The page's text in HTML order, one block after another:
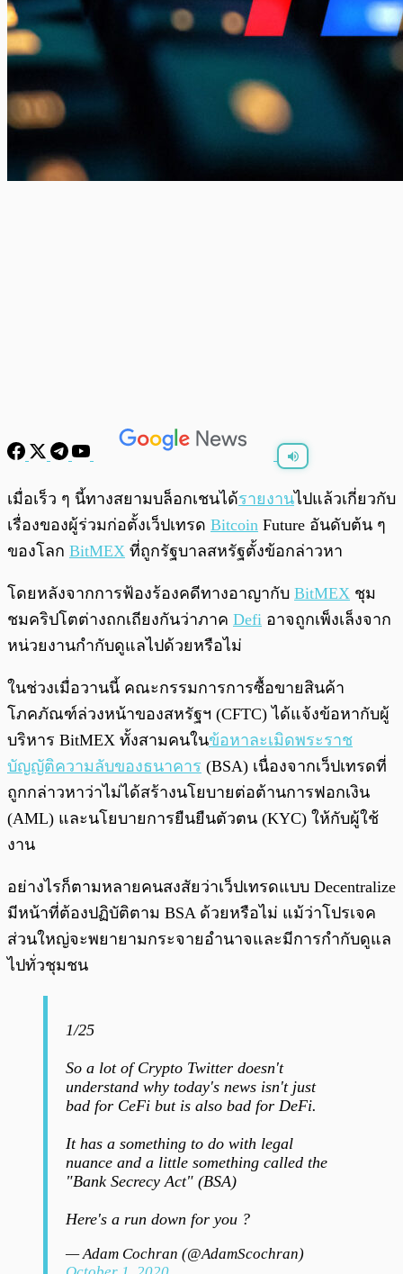
พร้อมเล่น / 0:00
เมื่อเร็ว ๆ นี้ทางสยามบล็อกเชนได้รายงานไปแล้วเกี่ยวกับ
เรื่องของผู้ร่วมก่อตั้งเว็ปเทรด Bitcoin Future อันดับต้น ๆ
ของโลก BitMEX ที่ถูกรัฐบาลสหรัฐตั้งข้อกล่าวหา
โดยหลังจากการฟ้องร้องคดีทางอาญากับ BitMEX ชุม
ชมคริปโตต่างถกเถียงกันว่าภาค Defi อาจถูกเพ็งเล็งจาก
หน่วยงานกำกับดูแลไปด้วยหรือไม่
ในช่วงเมื่อวานนี้ คณะกรรมการการซื้อขายสินค้า
โภคภัณฑ์ล่วงหน้าของสหรัฐฯ (CFTC) ได้แจ้งข้อหากับผู้
บริหาร BitMEX ทั้งสามคนในข้อหาละเมิดพระราช
บัญญัติความลับของธนาคาร (BSA) เนื่องจากเว็ปเทรดที่
ถูกกล่าวหาว่าไม่ได้สร้างนโยบายต่อต้านการฟอกเงิน
(AML) และนโยบายการยืนยืนตัวตน (KYC) ให้กับผู้ใช้
งาน
อย่างไรก็ตามหลายคนสงสัยว่าเว็ปเทรดแบบ Decentralize
มีหน้าที่ต้องปฏิบัติตาม BSA ด้วยหรือไม่ แม้ว่าโปรเจค
ส่วนใหญ่จะพยายามกระจายอำนาจและมีการกำกับดูแล
ไปทั่วชุมชน
1/25
So a lot of Crypto Twitter doesn't
understand why today's news isn't just
bad for CeFi but is also bad for DeFi.
It has a something to do with legal
nuance and a little something called the
"Bank Secrecy Act" (BSA)
Here's a run down for you ?
— Adam Cochran (@AdamScochran)